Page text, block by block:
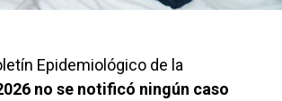
Epidemiológico de la
no se notificó ningún caso